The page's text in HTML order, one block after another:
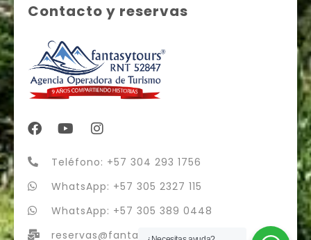
Contacto y reservas
Teléfono: +57 304 293 1756
WhatsApp: +57 305 2327 115
WhatsApp: +57 305 389 0448
reservas@fantasytours.co